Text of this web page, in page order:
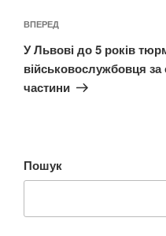
Наступний
запис
ВПЕРЕД
У Львові до 5 років
військовослужбовця
частини
Пошук